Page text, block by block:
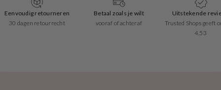
Betaal zoals je wilt
vooraf of achteraf
Uitstekende reviews
Trusted Shops geeft ons een
Snelle levering
1-2 werkdagen